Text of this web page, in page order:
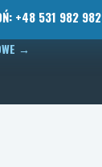
+48 531 982 982
→